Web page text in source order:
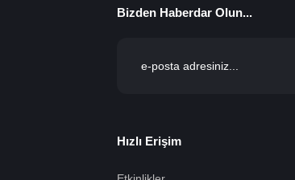
Bizden Haberdar Olun...
Hızlı Erişim